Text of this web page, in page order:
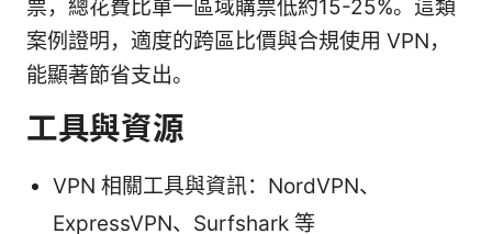
票，總花費比單一區域購票低約15-25%。這類
案例證明，適度的跨區比價與合規使用 VPN，
能顯著節省支出。
工具與資源
VPN 相關工具與資訊：NordVPN、
ExpressVPN、Surfshark 等